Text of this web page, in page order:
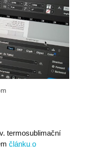
termosublimační
článku o